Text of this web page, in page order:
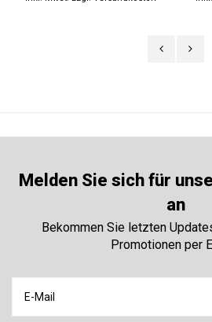
Melden Sie sich für
an
Bekommen Sie letzten
Promotionen per